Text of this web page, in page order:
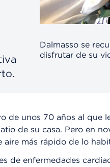
Dalmasso se
disfrutar de su
de unos 70 años al que
de su casa. Pero en
aire más rápido de lo
de enfermedades